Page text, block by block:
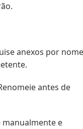
anexos por
antes de
manualmente e